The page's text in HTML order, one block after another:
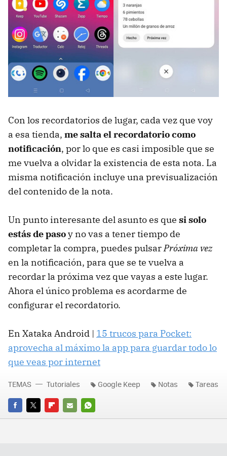
Con los recordatorios de lugar, cada vez que voy
a esa tienda, me salta el recordatorio como
notificación, por lo que es casi imposible que se
me vuelva a olvidar la existencia de esta nota. La
misma notificación incluye una previsualización
del contenido de la nota.
Un punto interesante del asunto es que si solo
estás de pasoy no vas a tener tiempo de
completar la compra, puedes pulsarPróxima vez
en la notificación, para que se te vuelva a
recordar la próxima vez que vayas a este lugar.
Ahora el único problema es acordarme de
configurar el recordatorio.
En Xataka Android | 15 trucos para Pocket:
aprovecha al máximo la app para guardar todo lo
que veas por internet
FACEBOOK
TWITTERFLIPBOARD
E-
WHATSAPP
TEMAS Tutoriales Google Keep Notas Tareas